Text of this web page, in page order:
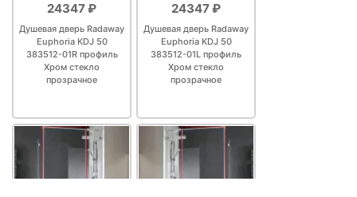
24347 ₽
Душевая дверь Radaway
Euphoria KDJ 50
383512-01R профиль
Хром стекло
прозрачное
24347 ₽
Душевая дверь Radaway
Euphoria KDJ 50
383512-01L профиль
Хром стекло
прозрачное